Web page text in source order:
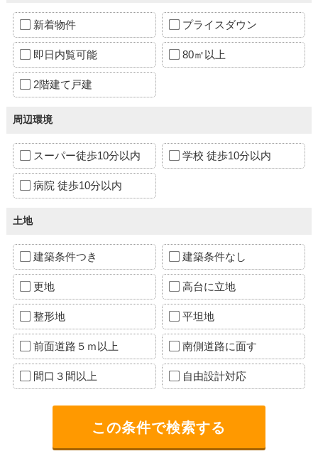
新着物件 プライスダウン
即日内覧可能 80㎡以上
2階建て戸建
周辺環境
スーパー徒歩10分以内 学校 徒歩10分以内
病院 徒歩10分以内
土地
建築条件つき 建築条件なし
更地 高台に立地
整形地 平坦地
前面道路５ｍ以上 南側道路に面す
間口３間以上 自由設計対応